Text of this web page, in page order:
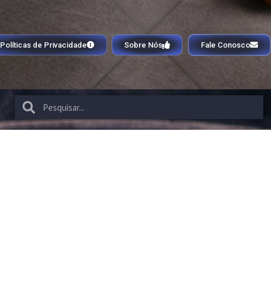
Políticas de Privacidade Sobre Nós Fale Conosco